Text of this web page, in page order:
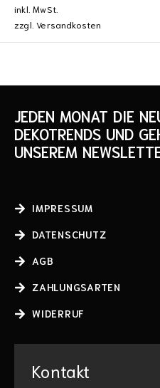
inkl. MwSt.
zzgl.Versandkosten
JEDEN MONAT DIE
DEKOTRENDS UND
UNSEREM
IMPRESSUM
DATENSCHUTZ
AGB
ZAHLUNGSARTEN
WIDERRUF
Kontakt